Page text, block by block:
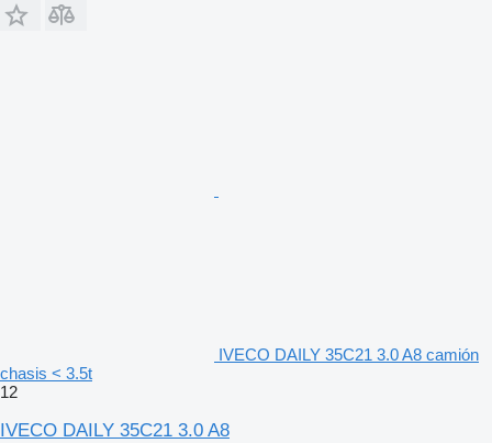
IVECO DAILY 35C21 3.0 A8 camión
chasis < 3.5t
12
IVECO DAILY 35C21 3.0 A8